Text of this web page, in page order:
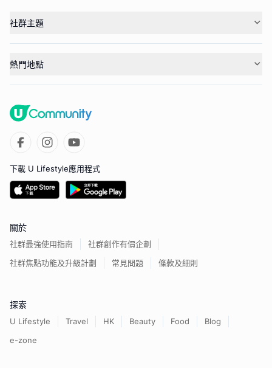
社群主題
熱門地點
下載 U Lifestyle應用程式
關於
社群最強使用指南
社群創作有價企劃
社群焦點功能及升級計劃
常見問題 條款及細則
探索
U Lifestyle Travel HK Beauty Food
Blog
e-zone